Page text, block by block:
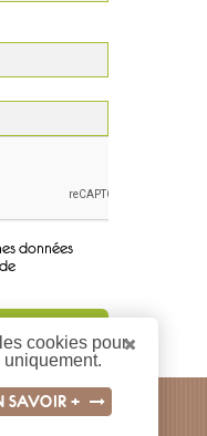
données
GIFRER
cookies pour
SAVOIR +